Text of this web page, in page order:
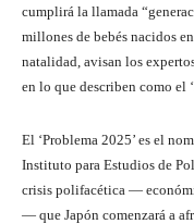
cumplirá la llamada
millones de bebés nacidos
natalidad, avisan los
en lo que describen como el
El ‘Problema 2025’ es el
Instituto para Estudios de
crisis polifacética —
— que Japón comenzará a